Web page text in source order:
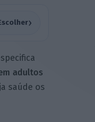
›
adultos
saúde os